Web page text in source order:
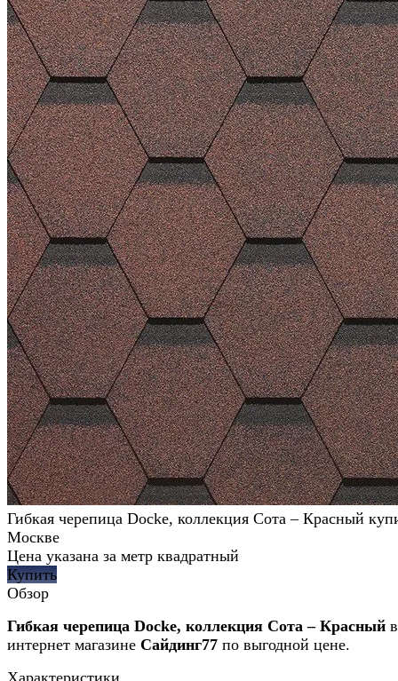
Гибкая черепица Docke, коллекция Сота – Красный
Москве
Цена указана за метр квадратный
Купить
Обзор
Гибкая черепица Docke, коллекция Сота – Красный в
интернет магазине Сайдинг77 по выгодной цене.
Характеристики